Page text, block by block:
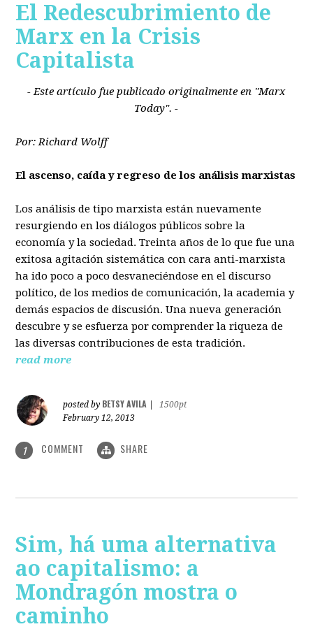
El Redescubrimiento de
Marx en la Crisis
Capitalista
- Este artículo fue publicado originalmente en "Marx
Today". -
Por: Richard Wolff
El ascenso, caída y regreso de los análisis marxistas
Los análisis de tipo marxista están nuevamente
resurgiendo en los diálogos públicos sobre la
economía y la sociedad. Treinta años de lo que fue una
exitosa agitación sistemática con cara anti-marxista
ha ido poco a poco desvaneciéndose en el discurso
político, de los medios de comunicación, la academia y
demás espacios de discusión. Una nueva generación
descubre y se esfuerza por comprender la riqueza de
las diversas contribuciones de esta tradición.
read more
posted by BETSY AVILA
1500pt
February 12, 2013
1 COMMENT SHARE
Sim, há uma alternativa
ao capitalismo: a
Mondragón mostra o
caminho